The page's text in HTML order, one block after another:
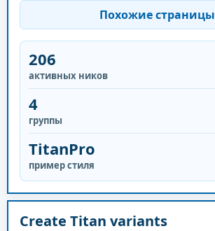
Похожие страницы
206
активных ников
4
группы
TitanPro
пример стиля
Create Titan variants